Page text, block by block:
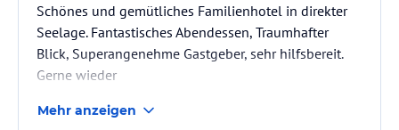
Schönes und gemütliches Familienhotel in direkter
Seelage. Fantastisches Abendessen, Traumhafter
Blick, Superangenehme Gastgeber, sehr hilfsbereit.
Gerne wieder
Mehr anzeigen